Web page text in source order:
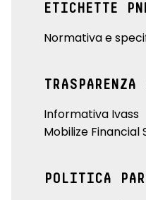
ETICHETTE
Normativa e
Informativa Ivass
Mobilize Financial
POLITICA